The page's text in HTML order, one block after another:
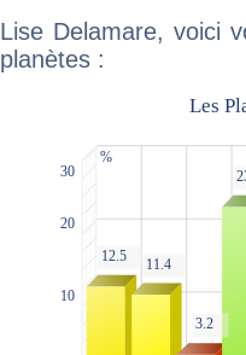
Lise Delamare, voici
planètes :